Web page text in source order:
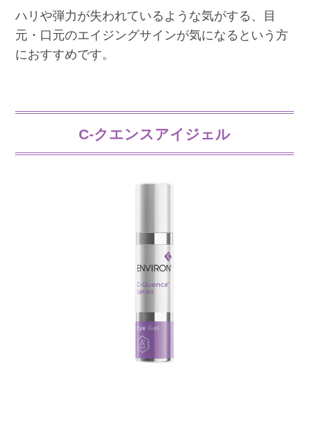
ハリや弾力が失われているような気がする、目
元・口元のエイジングサインが気になるという方
におすすめです。
C-クエンスアイジェル